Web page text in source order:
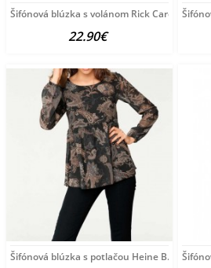
Šifónová blúzka s volánom Rick Cardona,
22.90€
Šifónová blúzka s potlačou Heine B.C.,